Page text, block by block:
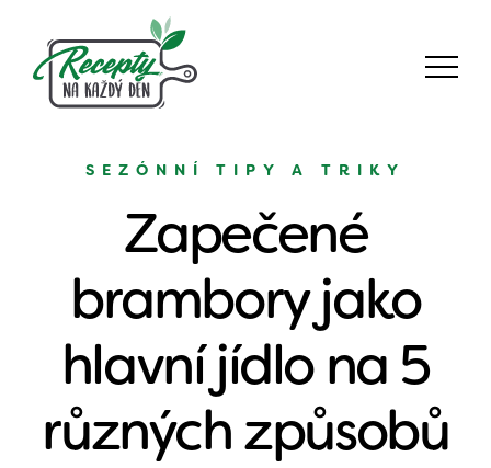
SEZÓNNÍ TIPY A TRIKY
Zapečené
brambory jako
hlavní jídlo na 5
různých způsobů